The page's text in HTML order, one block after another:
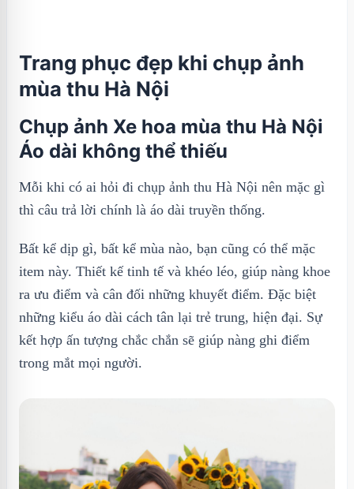
Trang phục đẹp khi chụp ảnh
mùa thu Hà Nội
Chụp ảnh Xe hoa mùa thu Hà Nội
Áo dài không thể thiếu
Mỗi khi có ai hỏi đi chụp ảnh thu Hà Nội nên mặc gì
thì câu trả lời chính là áo dài truyền thống.
Bất kể dịp gì, bất kể mùa nào, bạn cũng có thể mặc
item này. Thiết kế tinh tế và khéo léo, giúp nàng khoe
ra ưu điểm và cân đối những khuyết điểm. Đặc biệt
những kiểu áo dài cách tân lại trẻ trung, hiện đại. Sự
kết hợp ấn tượng chắc chắn sẽ giúp nàng ghi điểm
trong mắt mọi người.